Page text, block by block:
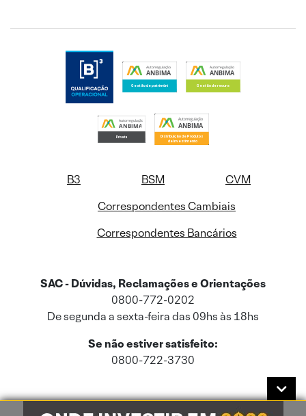
B3 BSM
CVM
Correspondentes Cambiais
Correspondentes Bancários
SAC - Dúvidas, Reclamações e Orientações
0800-772-0202
De segunda a sexta-feira das 09hs às 18hs
Se não estiver satisfeito:
0800-722-3730